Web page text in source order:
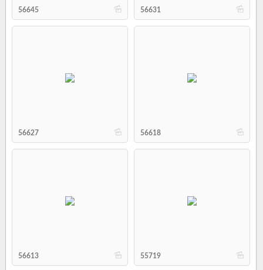
b
56645 b
56631
b
56627 b
56618
b
56613 b
55719